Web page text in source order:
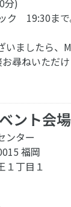
分)
ク 19:30まで
ましたら、
尋ねいただ
ント会
ンター
福岡
１丁目１